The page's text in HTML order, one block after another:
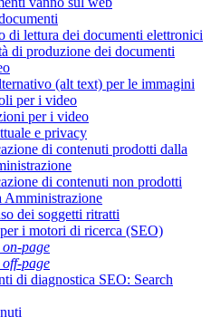
di lettura dei documenti elettronici
di produzione dei documenti
(alt text) per le immagini
per i video
per i video
e privacy
di contenuti prodotti dalla
di contenuti non prodotti
Amministrazione
dei soggetti ritratti
i motori di ricerca (SEO)
on-page
off-page
di diagnostica SEO: Search